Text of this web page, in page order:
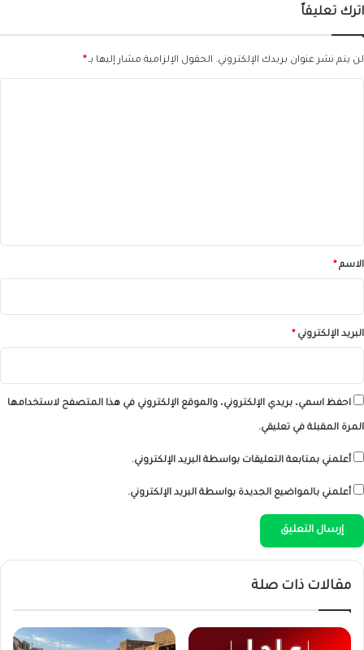
اترك تعليقاً
لن يتم نشر عنوان بريدك الإلكتروني. الحقول الإلزامية مشار إليها بـ*
*الاسم*
البريد الإلكتروني*
احفظ اسمي، بريدي الإلكتروني، والموقع الإلكتروني في هذا المتصفح لاستخدامها
المرة المقبلة في تعليقي.
أعلمني بمتابعة التعليقات بواسطة البريد الإلكتروني.
أعلمني بالمواضيع الجديدة بواسطة البريد الإلكتروني.
مقالات ذات صلة